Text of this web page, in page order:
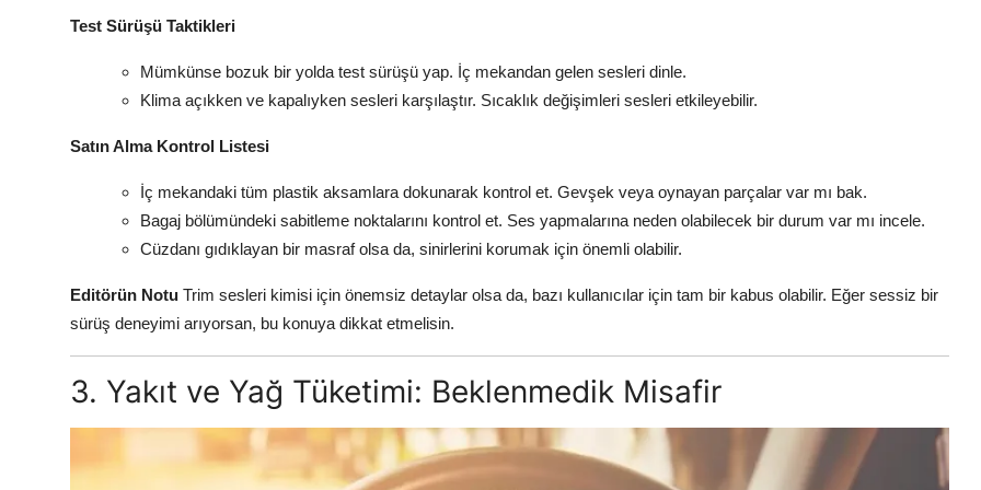
Test Sürüşü Taktikleri
Mümkünse bozuk bir yolda test sürüşü yap. İç mekandan gelen sesleri dinle.
Klima açıkken ve kapalıyken sesleri karşılaştır. Sıcaklık değişimleri sesleri etkileyebilir.
Satın Alma Kontrol Listesi
İç mekandaki tüm plastik aksamlara dokunarak kontrol et. Gevşek veya oynayan parçalar var mı bak.
Bagaj bölümündeki sabitleme noktalarını kontrol et. Ses yapmalarına neden olabilecek bir durum var mı incele.
Cüzdanı gıdıklayan bir masraf olsa da, sinirlerini korumak için önemli olabilir.
Editörün Notu Trim sesleri kimisi için önemsiz detaylar olsa da, bazı kullanıcılar için tam bir kabus olabilir. Eğer sessiz bir
sürüş deneyimi arıyorsan, bu konuya dikkat etmelisin.
3. Yakıt ve Yağ Tüketimi: Beklenmedik Misafir